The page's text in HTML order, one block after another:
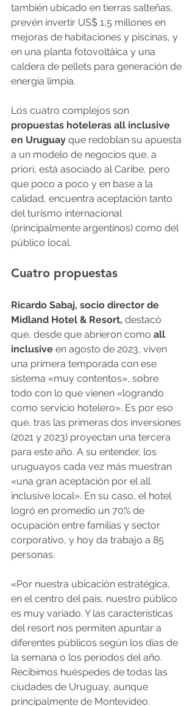
también ubicado en tierras salteñas,
prevén invertir US$ 1,5 millones en
mejoras de habitaciones y piscinas, y
en una planta fotovoltáica y una
caldera de pellets para generación de
energía limpia.
Los cuatro complejos son
propuestas hoteleras all inclusive
en Uruguay que redoblan su apuesta
a un modelo de negocios que, a
priori, está asociado al Caribe, pero
que poco a poco y en base a la
calidad, encuentra aceptación tanto
del turismo internacional
(principalmente argentinos) como del
público local.
Cuatro propuestas
Ricardo Sabaj, socio director de
Midland Hotel & Resort, destacó
que, desde que abrieron como all
inclusive en agosto de 2023, viven
una primera temporada con ese
sistema «muy contentos», sobre
todo con lo que vienen «logrando
como servicio hotelero». Es por eso
que, tras las primeras dos inversiones
(2021 y 2023) proyectan una tercera
para este año. A su entender, los
uruguayos cada vez más muestran
«una gran aceptación por el all
inclusive local». En su caso, el hotel
logró en promedio un 70% de
ocupación entre familias y sector
corporativo, y hoy da trabajo a 85
personas.
«Por nuestra ubicación estratégica,
en el centro del país, nuestro público
es muy variado. Y las características
del resort nos permiten apuntar a
diferentes públicos según los días de
la semana o los períodos del año.
Recibimos huéspedes de todas las
ciudades de Uruguay, aunque
principalmente de Montevideo.